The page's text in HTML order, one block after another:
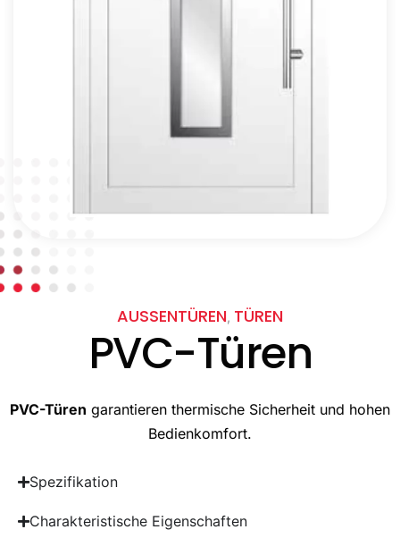
AUSSENTÜREN , TÜREN
PVC-Türen
PVC-Türen garantieren thermische Sicherheit und hohen
Bedienkomfort.
Spezifikation
Charakteristische Eigenschaften